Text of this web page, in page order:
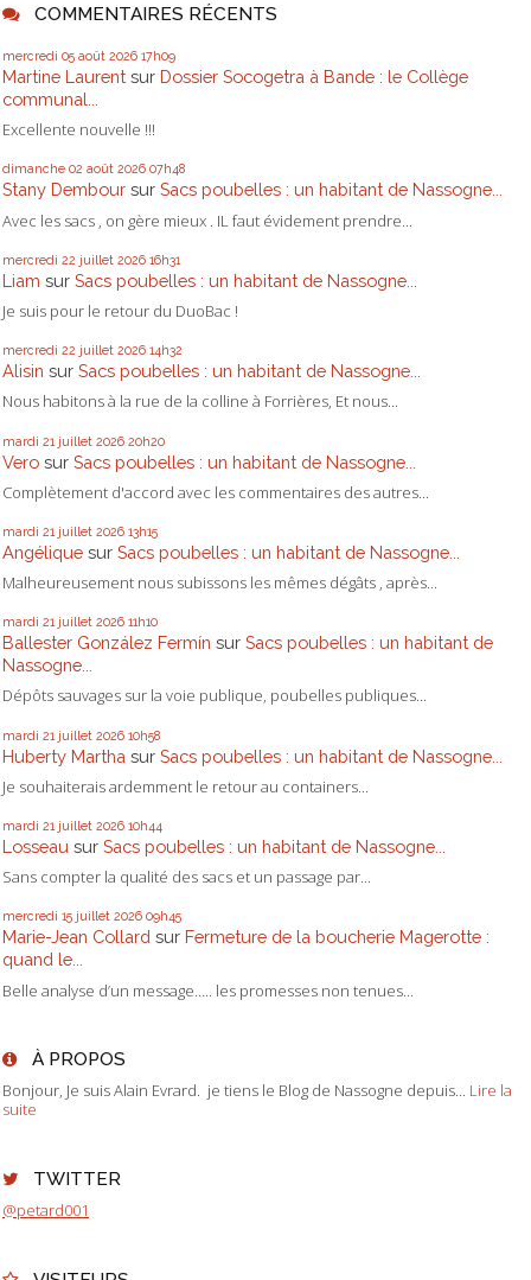
COMMENTAIRES RÉCENTS
mercredi 05 août 2026 17h09
Martine Laurent sur Dossier Socogetra à Bande : le Collège
communal...
Excellente nouvelle !!!
dimanche 02 août 2026 07h48
Stany Dembour sur Sacs poubelles : un habitant de Nassogne...
Avec les sacs , on gère mieux . IL faut évidement prendre...
mercredi 22 juillet 2026 16h31
Liam sur Sacs poubelles : un habitant de Nassogne...
Je suis pour le retour du DuoBac !
mercredi 22 juillet 2026 14h32
Alisin sur Sacs poubelles : un habitant de Nassogne...
Nous habitons à la rue de la colline à Forrières, Et nous...
mardi 21 juillet 2026 20h20
Vero sur Sacs poubelles : un habitant de Nassogne...
Complètement d'accord avec les commentaires des autres...
mardi 21 juillet 2026 13h15
Angélique sur Sacs poubelles : un habitant de Nassogne...
Malheureusement nous subissons les mêmes dégâts , après...
mardi 21 juillet 2026 11h10
Ballester González Fermín sur Sacs poubelles : un habitant de
Nassogne...
Dépôts sauvages sur la voie publique, poubelles publiques...
mardi 21 juillet 2026 10h58
Huberty Martha sur Sacs poubelles : un habitant de Nassogne...
Je souhaiterais ardemment le retour au containers...
mardi 21 juillet 2026 10h44
Losseau sur Sacs poubelles : un habitant de Nassogne...
Sans compter la qualité des sacs et un passage par...
mercredi 15 juillet 2026 09h45
Marie-Jean Collard sur Fermeture de la boucherie Magerotte :
quand le...
Belle analyse d’un message….. les promesses non tenues...
À PROPOS
Bonjour, Je suis Alain Evrard. je tiens le Blog de Nassogne depuis... Lire la
suite
TWITTER
@petard001